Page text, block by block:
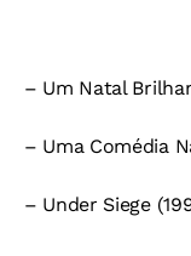
– Um Natal
– Uma Comédia
– Under Siege